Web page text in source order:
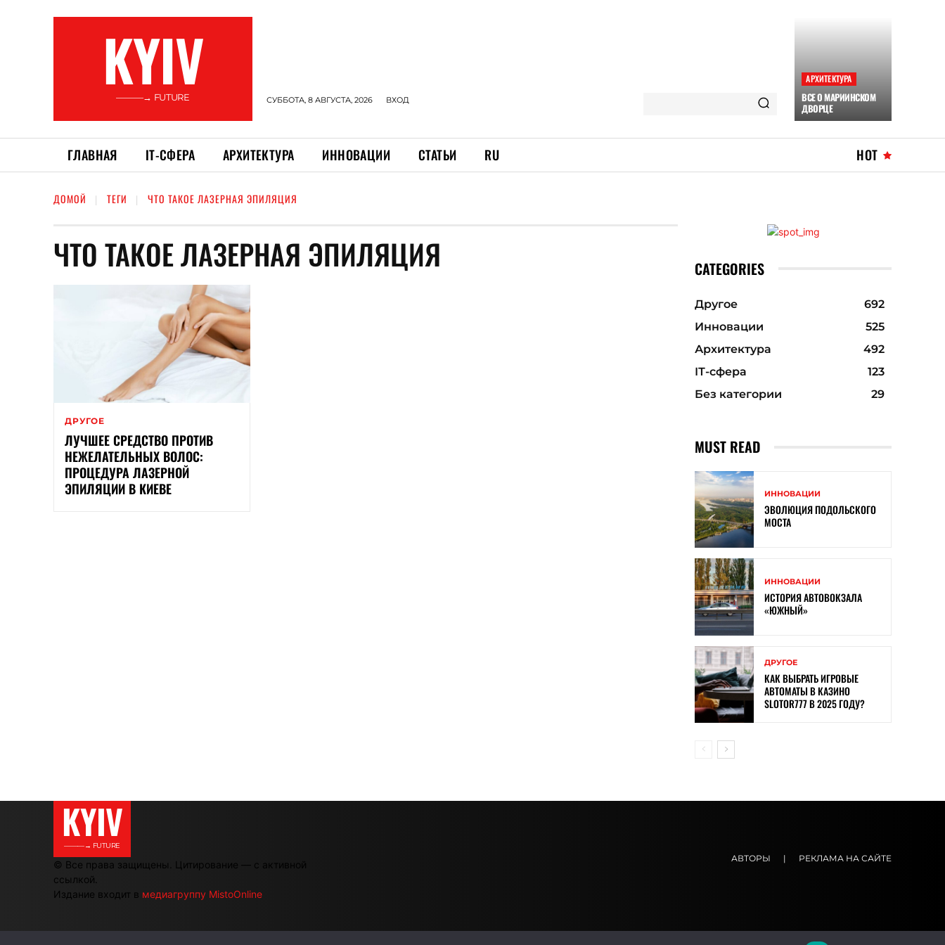
KYIV
———→ FUTURE СУББОТА, 8 АВГУСТА, 2026 ВХОД
АРХИТЕКТУРА
ВСЕ О МАРИИНСКОМ
ДВОРЦЕ
ГЛАВНАЯ ІТ-СФЕРА АРХИТЕКТУРА ИННОВАЦИИ СТАТЬИ RU HOT
ДОМОЙ ТЕГИ ЧТО ТАКОЕ ЛАЗЕРНАЯ ЭПИЛЯЦИЯ
ЧТО ТАКОЕ ЛАЗЕРНАЯ ЭПИЛЯЦИЯ
ДРУГОЕ
ЛУЧШЕЕ СРЕДСТВО ПРОТИВ
НЕЖЕЛАТЕЛЬНЫХ ВОЛОС:
ПРОЦЕДУРА ЛАЗЕРНОЙ
ЭПИЛЯЦИИ В КИЕВЕ
CATEGORIES
Другое
692
Инновации
525
Архитектура
492
ІТ-сфера
123
Без категории
29
MUST READ
ИННОВАЦИИ
ЭВОЛЮЦИЯ ПОДОЛЬСКОГО
МОСТА
ИННОВАЦИИ
ИСТОРИЯ АВТОВОКЗАЛА
«ЮЖНЫЙ»
ДРУГОЕ
КАК ВЫБРАТЬ ИГРОВЫЕ
АВТОМАТЫ В КАЗИНО
SLOTOR777 В 2025 ГОДУ?
KYIV
———→ FUTURE
© Все права защищены. Цитирование — с активной
ссылкой.
Издание входит в медиагруппу MistoOnline
АВТОРЫ | РЕКЛАМА НА САЙТЕ